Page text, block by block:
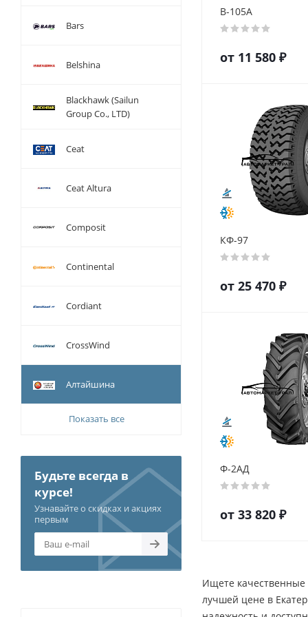
В-105А
от 11 580 ₽
КФ-97
от 25 470 ₽
Ф-2АД
от 33 820 ₽
Ищете качественные
лучшей цене в
Bars
Belshina
Blackhawk (Sailun
Group Co., LTD)
Ceat
Ceat Altura
Composit
Continental
Cordiant
CrossWind
Алтайшина
Показать все
Будьте всегда в
курсе!
Узнавайте о скидках и акциях
первым